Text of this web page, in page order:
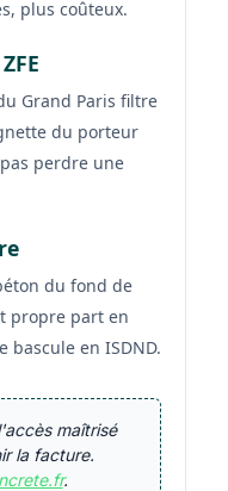
plus coûteux.
Grand Paris filtre
du porteur
perdre une
du fond de
propre part en
bascule en ISDND.
maîtrisé
la facture.
.